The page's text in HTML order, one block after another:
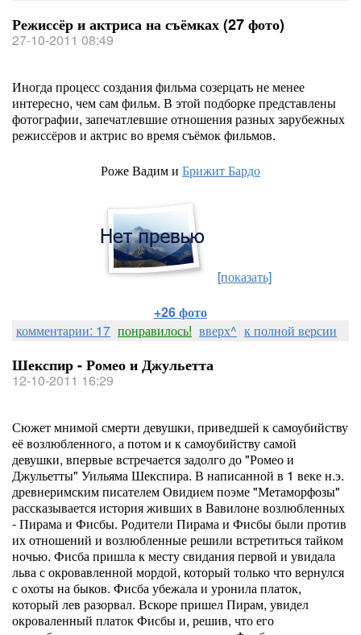
Режиссёр и актриса на съёмках (27 фото)
27-10-2011 08:49
Иногда процесс создания фильма созерцать не менее
интересно, чем сам фильм. В этой подборке представлены
фотографии, запечатлевшие отношения разных зарубежных
режиссёров и актрис во время съёмок фильмов.
Роже Вадим и Брижит Бардо
[показать]
+26 фото
комментарии: 17 понравилось! вверх^ к полной версии
Шекспир - Ромео и Джульетта
12-10-2011 16:29
Сюжет мнимой смерти девушки, приведшей к самоубийству
её возлюбленного, а потом и к самоубийству самой
девушки, впервые встречается задолго до "Ромео и
Джульетты" Уильяма Шекспира. В написанной в 1 веке н.э.
древнеримским писателем Овидием поэме "Метаморфозы"
рассказывается история живших в Вавилоне возлюбленных
- Пирама и Фисбы. Родители Пирама и Фисбы были против
их отношений и возлюбленные решили встретиться тайком
ночью. Фисба пришла к месту свидания первой и увидала
льва с окровавленной мордой, который только что вернулся
с охоты на быков. Фисба убежала и уронила платок,
который лев разорвал. Вскоре пришел Пирам, увидел
окроваленный платок Фисбы и, решив, что его